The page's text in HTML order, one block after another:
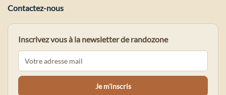
Contactez-nous
Inscrivez vous à la newsletter de randozone